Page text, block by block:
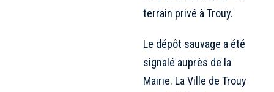
terrain privé à Trouy.
Le dépôt sauvage a été
signalé auprès de la
Mairie. La Ville de Trouy